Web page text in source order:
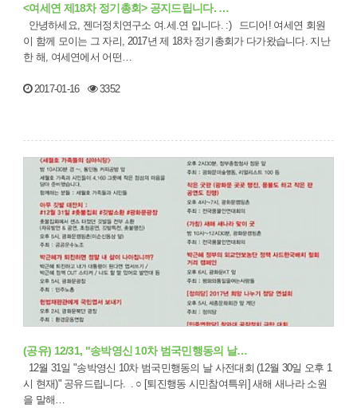
<여세연 제18차 정기총회> 공지드립니다. …
이 함께 모이는 그 자리, 2017년 제 18차 정기총회가 다가왔습니다. 지난
한 해, 여세연에서 어떤…
2017-01-16 3352
(공유) 12/31, "송박영신 10차 범국민행동의 날…
시 현재)" 공유드립니다. . ○ [퇴진행동 시민참여특위] 새해 새나라 소원
을 말해…